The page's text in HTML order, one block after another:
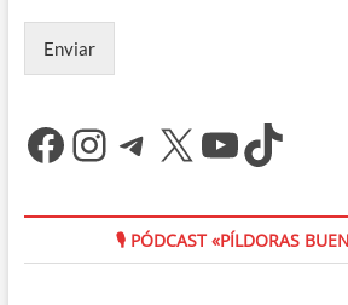
Enviar
Facebook
Instagram
Telegram
X YouTube
TikTok
🎙 PÓDCAST «PÍLDORAS